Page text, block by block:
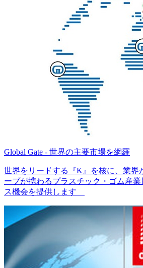
Global Gate - 世界の主要市場を網羅
世界をリードする『K』を核に、業界
ープが携わるプラスチック・ゴム産
ス機会を提供します